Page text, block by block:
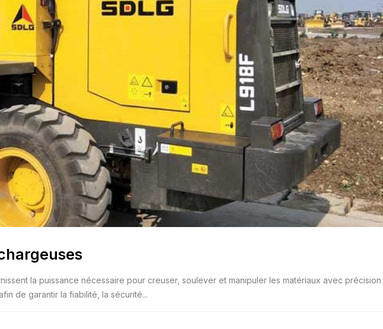
la puissance nécessaire pour creuser, soulever et manipuler les matériaux avec précision
de garantir la fiabilité, la sécurité...